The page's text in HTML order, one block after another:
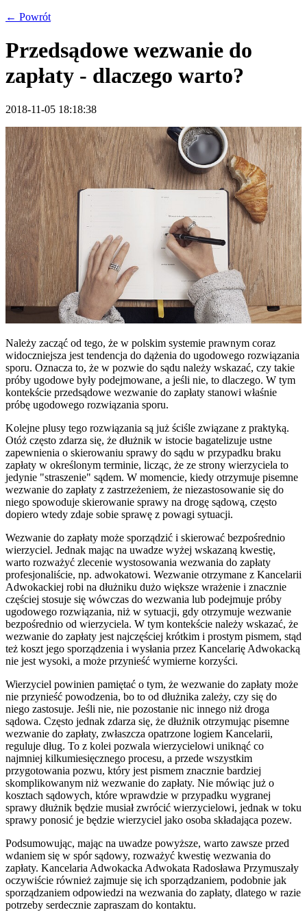
← Powrót
Przedsądowe wezwanie do
zapłaty - dlaczego warto?
2018-11-05 18:18:38
Należy zacząć od tego, że w polskim systemie prawnym coraz
widoczniejsza jest tendencja do dążenia do ugodowego rozwiązania
sporu. Oznacza to, że w pozwie do sądu należy wskazać, czy takie
próby ugodowe były podejmowane, a jeśli nie, to dlaczego. W tym
kontekście przedsądowe wezwanie do zapłaty stanowi właśnie
próbę ugodowego rozwiązania sporu.
Kolejne plusy tego rozwiązania są już ściśle związane z praktyką.
Otóż często zdarza się, że dłużnik w istocie bagatelizuje ustne
zapewnienia o skierowaniu sprawy do sądu w przypadku braku
zapłaty w określonym terminie, licząc, że ze strony wierzyciela to
jedynie "straszenie" sądem. W momencie, kiedy otrzymuje pisemne
wezwanie do zapłaty z zastrzeżeniem, że niezastosowanie się do
niego spowoduje skierowanie sprawy na drogę sądową, często
dopiero wtedy zdaje sobie sprawę z powagi sytuacji.
Wezwanie do zapłaty może sporządzić i skierować bezpośrednio
wierzyciel. Jednak mając na uwadze wyżej wskazaną kwestię,
warto rozważyć zlecenie wystosowania wezwania do zapłaty
profesjonaliście, np. adwokatowi. Wezwanie otrzymane z Kancelarii
Adwokackiej robi na dłużniku dużo większe wrażenie i znacznie
częściej stosuje się wówczas do wezwania lub podejmuje próby
ugodowego rozwiązania, niż w sytuacji, gdy otrzymuje wezwanie
bezpośrednio od wierzyciela. W tym kontekście należy wskazać, że
wezwanie do zapłaty jest najczęściej krótkim i prostym pismem, stąd
też koszt jego sporządzenia i wysłania przez Kancelarię Adwokacką
nie jest wysoki, a może przynieść wymierne korzyści.
Wierzyciel powinien pamiętać o tym, że wezwanie do zapłaty może
nie przynieść powodzenia, bo to od dłużnika zależy, czy się do
niego zastosuje. Jeśli nie, nie pozostanie nic innego niż droga
sądowa. Często jednak zdarza się, że dłużnik otrzymując pisemne
wezwanie do zapłaty, zwłaszcza opatrzone logiem Kancelarii,
reguluje dług. To z kolei pozwala wierzycielowi uniknąć co
najmniej kilkumiesięcznego procesu, a przede wszystkim
przygotowania pozwu, który jest pismem znacznie bardziej
skomplikowanym niż wezwanie do zapłaty. Nie mówiąc już o
kosztach sądowych, które wprawdzie w przypadku wygranej
sprawy dłużnik będzie musiał zwrócić wierzycielowi, jednak w toku
sprawy ponosić je będzie wierzyciel jako osoba składająca pozew.
Podsumowując, mając na uwadze powyższe, warto zawsze przed
wdaniem się w spór sądowy, rozważyć kwestię wezwania do
zapłaty. Kancelaria Adwokacka Adwokata Radosława Przymuszały
oczywiście również zajmuje się ich sporządzaniem, podobnie jak
sporządzaniem odpowiedzi na wezwania do zapłaty, dlatego w razie
potrzeby serdecznie zapraszam do kontaktu.